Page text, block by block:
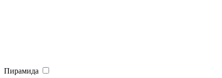
Пирамида